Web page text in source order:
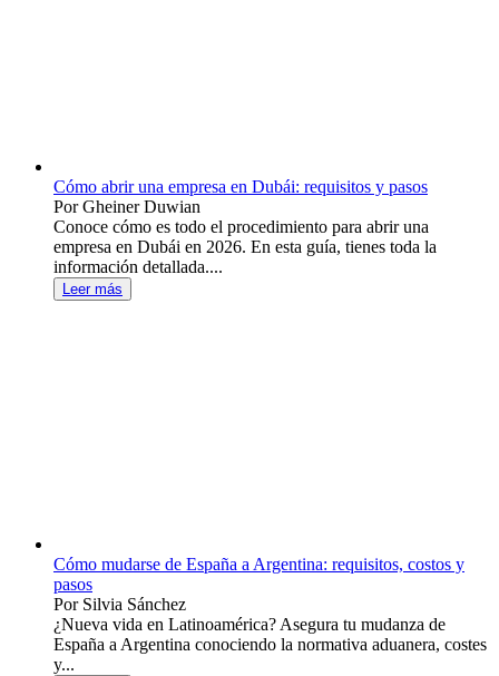
Cómo abrir una empresa en Dubái: requisitos y pasos
Por Gheiner Duwian
Conoce cómo es todo el procedimiento para abrir una
empresa en Dubái en 2026. En esta guía, tienes toda la
información detallada....
Leer más
Cómo mudarse de España a Argentina: requisitos, costos y
pasos
Por Silvia Sánchez
¿Nueva vida en Latinoamérica? Asegura tu mudanza de
España a Argentina conociendo la normativa aduanera, costes
y...